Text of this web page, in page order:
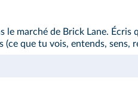
le marché de Brick Lane.
(ce que tu vois, entends, sens,